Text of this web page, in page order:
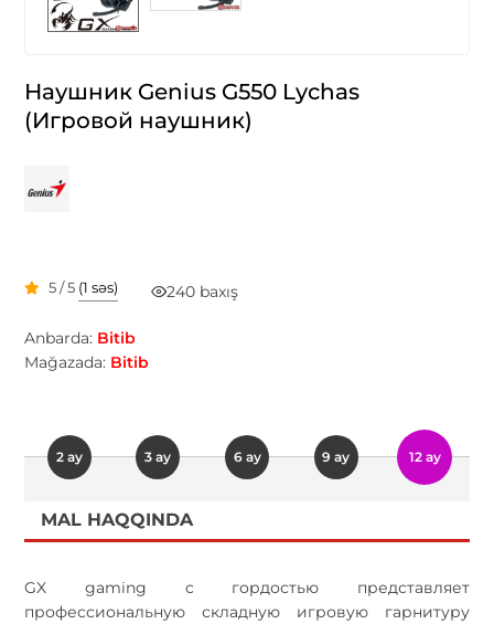
Наушник Genius G550 Lychas
(Игровой наушник)
5 / 5 (1 səs) 240 baxış
Anbarda: Bitib
Mağazada: Bitib
2 ay 3 ay 6 ay 9 ay 12 ay
MAL HAQQINDA
GX gaming с гордостью представляет
профессиональную складную игровую гарнитуру